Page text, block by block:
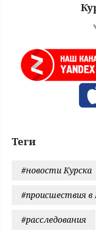
Теги
#новости Курска
#происшествия в
#расследования